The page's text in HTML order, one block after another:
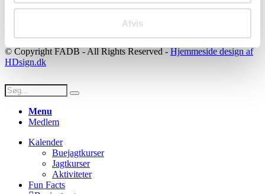
Afvis
Social
© Copyright FADB - All Rights Reserved - Hjemmeside design af
HDsign.dk
Menu
Medlem
Kalender
Buejagtkurser
Jagtkurser
Aktiviteter
Fun Facts